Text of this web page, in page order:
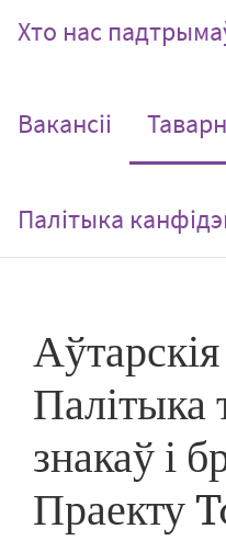
Хто нас
Вакансіі
Палітыка
Палітыка
знакаў і
Праекту